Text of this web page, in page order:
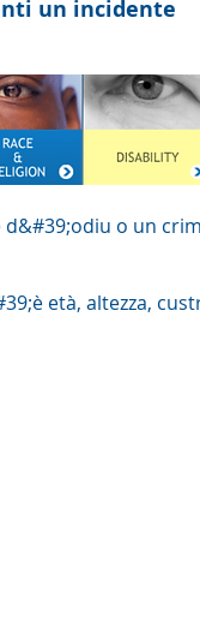
un incidente
o un
età, altezza,